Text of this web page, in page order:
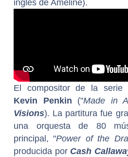
inglés de Ameline).
El compositor de la serie
Kevin Penkin ("Made in
Visions). La partitura fue
una orquesta de 80
principal, "Power of the
producida por Cash